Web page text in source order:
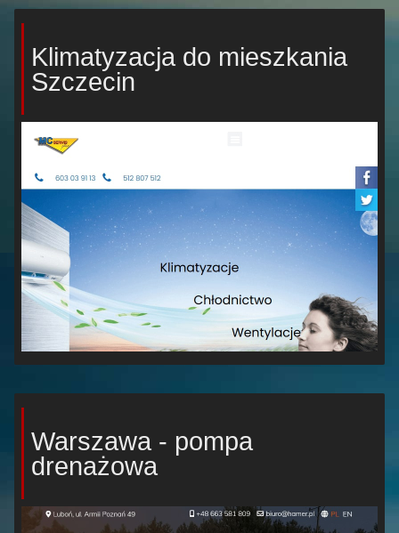
Klimatyzacja do mieszkania
Szczecin
Warszawa - pompa
drenażowa